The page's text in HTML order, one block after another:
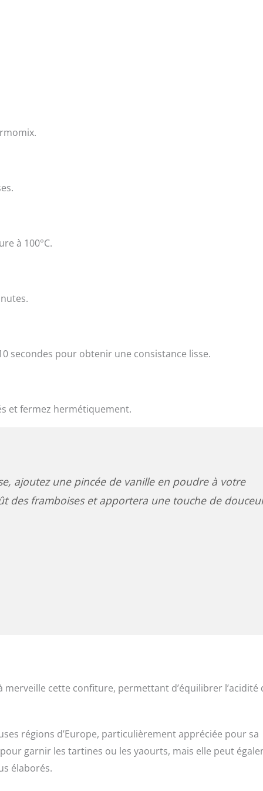
à 100°C.
secondes pour obtenir une consistance lisse.
et fermez hermétiquement.
ajoutez une pincée de vanille en poudre à votre
des framboises et apportera une touche de
cette confiture, permettant d’équilibrer l’acidité
régions d’Europe, particulièrement appréciée pour sa
garnir les tartines ou les yaourts, mais elle peut
élaborés.